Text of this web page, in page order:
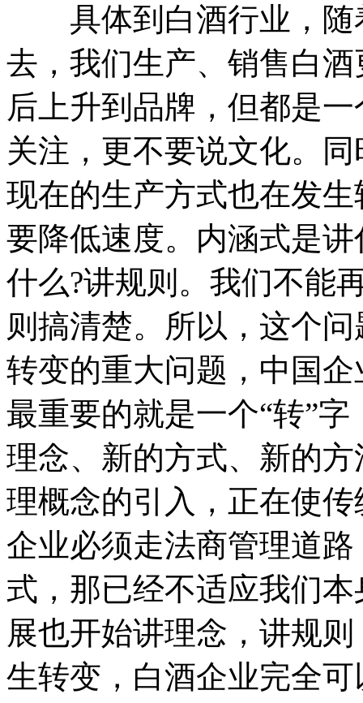
具体到白酒行业，随
去，我们生产、销售白
后上升到品牌，但都是
关注，更不要说文化。
现在的生产方式也在发
要降低速度。内涵式是
什么?讲规则。我们不能
则搞清楚。所以，这个
转变的重大问题，中国
最重要的就是一个“转”
理念、新的方式、新的
理概念的引入，正在使
企业必须走法商管理道
式，那已经不适应我们
展也开始讲理念，讲规
生转变，白酒企业完全